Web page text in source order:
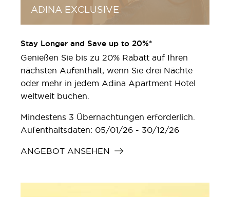
ADINA EXCLUSIVE
Stay Longer and Save up to 20%*
Genießen Sie bis zu 20% Rabatt auf Ihren
nächsten Aufenthalt, wenn Sie drei Nächte
oder mehr in jedem Adina Apartment Hotel
weltweit buchen.
Mindestens 3 Übernachtungen erforderlich.
Aufenthaltsdaten: 05/01/26 - 30/12/26
ANGEBOT ANSEHEN